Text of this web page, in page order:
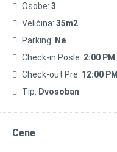
Osobe: 3
Veličina: 35m2
Parking: Ne
Check-in Posle: 2:00 PM
Check-out Pre: 12:00 PM
Tip: Dvosoban
Cene